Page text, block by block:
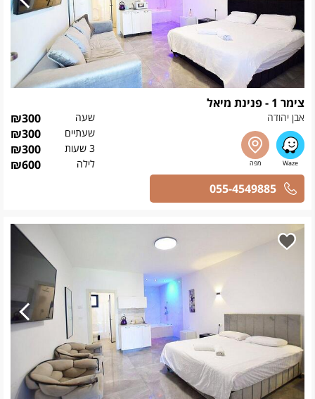
צימר 1 - פנינת מיאל
אבן יהודה שעה ₪300
שעתיים ₪300
3 שעות ₪300
לילה ₪600
055-4549885